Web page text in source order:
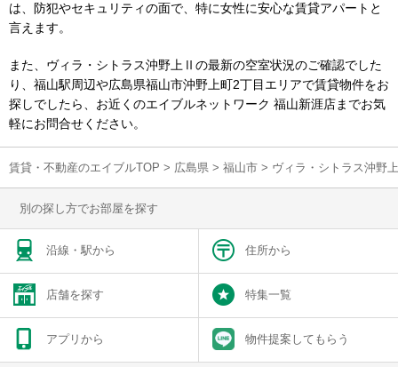
は、防犯やセキュリティの面で、特に女性に安心な賃貸アパートと
言えます。
また、ヴィラ・シトラス沖野上Ⅱの最新の空室状況のご確認でした
り、福山駅周辺や広島県福山市沖野上町2丁目エリアで賃貸物件をお
探しでしたら、お近くのエイブルネットワーク 福山新涯店までお気
軽にお問合せください。
賃貸・不動産のエイブルTOP > 広島県 > 福山市 > ヴィラ・シトラス沖野
別の探し方でお部屋を探す
沿線・駅から 住所から
店舗を探す 特集一覧
アプリから 物件提案してもらう